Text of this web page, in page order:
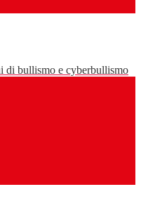
di bullismo e cyberbullismo